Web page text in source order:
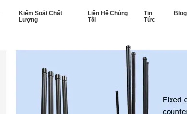
Kiểm Soát Chất
Lượng
Liên Hệ Chúng
Tôi
Tin
Tức
Blog